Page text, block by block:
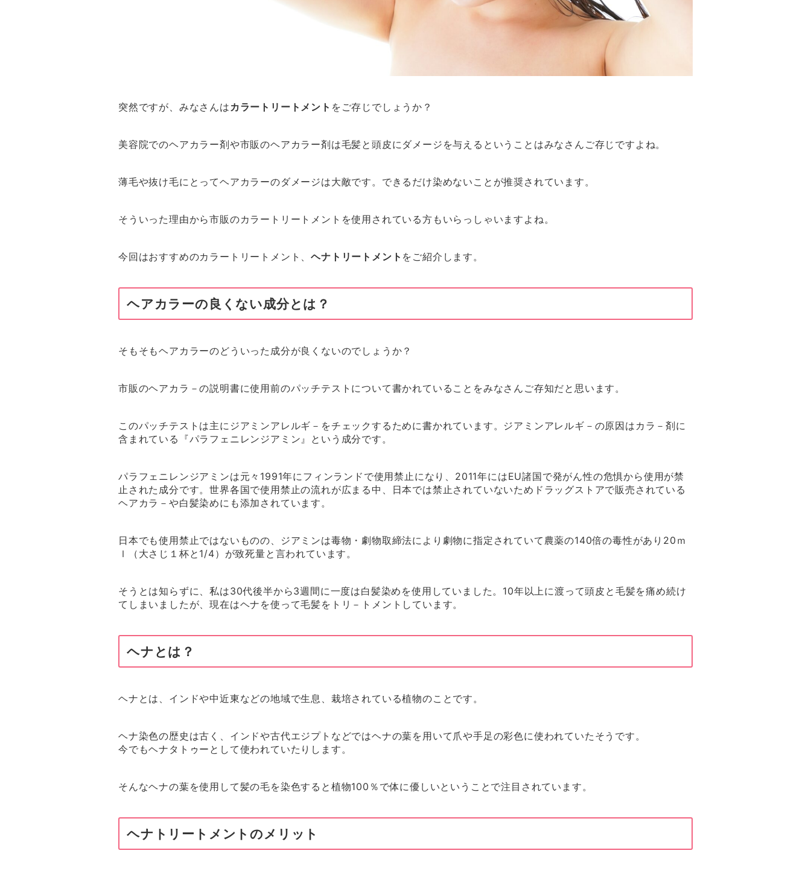
突然ですが、みなさんはカラートリートメント をご存じでしょうか？
美容院でのヘアカラー剤や市販のヘアカラー剤は毛髪と頭皮にダメージを与えるということはみなさんご存じですよね。
薄毛や抜け毛にとってヘアカラーのダメージは大敵です。できるだけ染めないことが推奨されています。
そういった理由から市販のカラートリートメントを使用されている方もいらっしゃいますよね。
今回はおすすめのカラートリートメント、ヘナトリートメント をご紹介します。
ヘアカラーの良くない成分とは？
そもそもヘアカラーのどういった成分が良くないのでしょうか？
市販のヘアカラ－の説明書に使用前のパッチテストについて書かれていることをみなさんご存知だと思います。
このパッチテストは主にジアミンアレルギ－をチェックするために書かれています。ジアミンアレルギ－の原因はカラ－剤に
含まれている『パラフェニレンジアミン』という成分です。
パラフェニレンジアミンは元々1991年にフィンランドで使用禁止になり、2011年にはEU諸国で発がん性の危惧から使用が禁
止された成分です。世界各国で使用禁止の流れが広まる中、日本では禁止されていないためドラッグストアで販売されている
ヘアカラ－や白髪染めにも添加されています。
日本でも使用禁止ではないものの、ジアミンは毒物・劇物取締法により劇物に指定されていて農薬の140倍の毒性があり20ｍ
ｌ（大さじ１杯と1/4）が致死量と言われています。
そうとは知らずに、私は30代後半から3週間に一度は白髪染めを使用していました。10年以上に渡って頭皮と毛髪を痛め続け
てしまいましたが、現在はヘナを使って毛髪をトリ－トメントしています。
ヘナとは？
ヘナとは、インドや中近東などの地域で生息、栽培されている植物のことです。
ヘナ染色の歴史は古く、インドや古代エジプトなどではヘナの葉を用いて爪や手足の彩色に使われていたそうです。
今でもヘナタトゥーとして使われていたりします。
そんなヘナの葉を使用して髪の毛を染色すると植物100％で体に優しいということで注目されています。
ヘナトリートメントのメリット